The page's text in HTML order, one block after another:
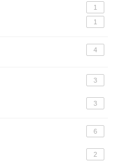
1
1
4
3
3
6
2